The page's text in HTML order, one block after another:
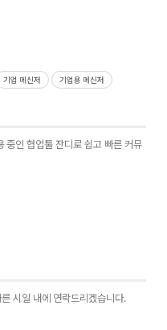
기업 메신저 기업용 메신저
인 협업툴 잔디로 쉽고 빠른 커뮤
시일 내에 연락드리겠습니다.